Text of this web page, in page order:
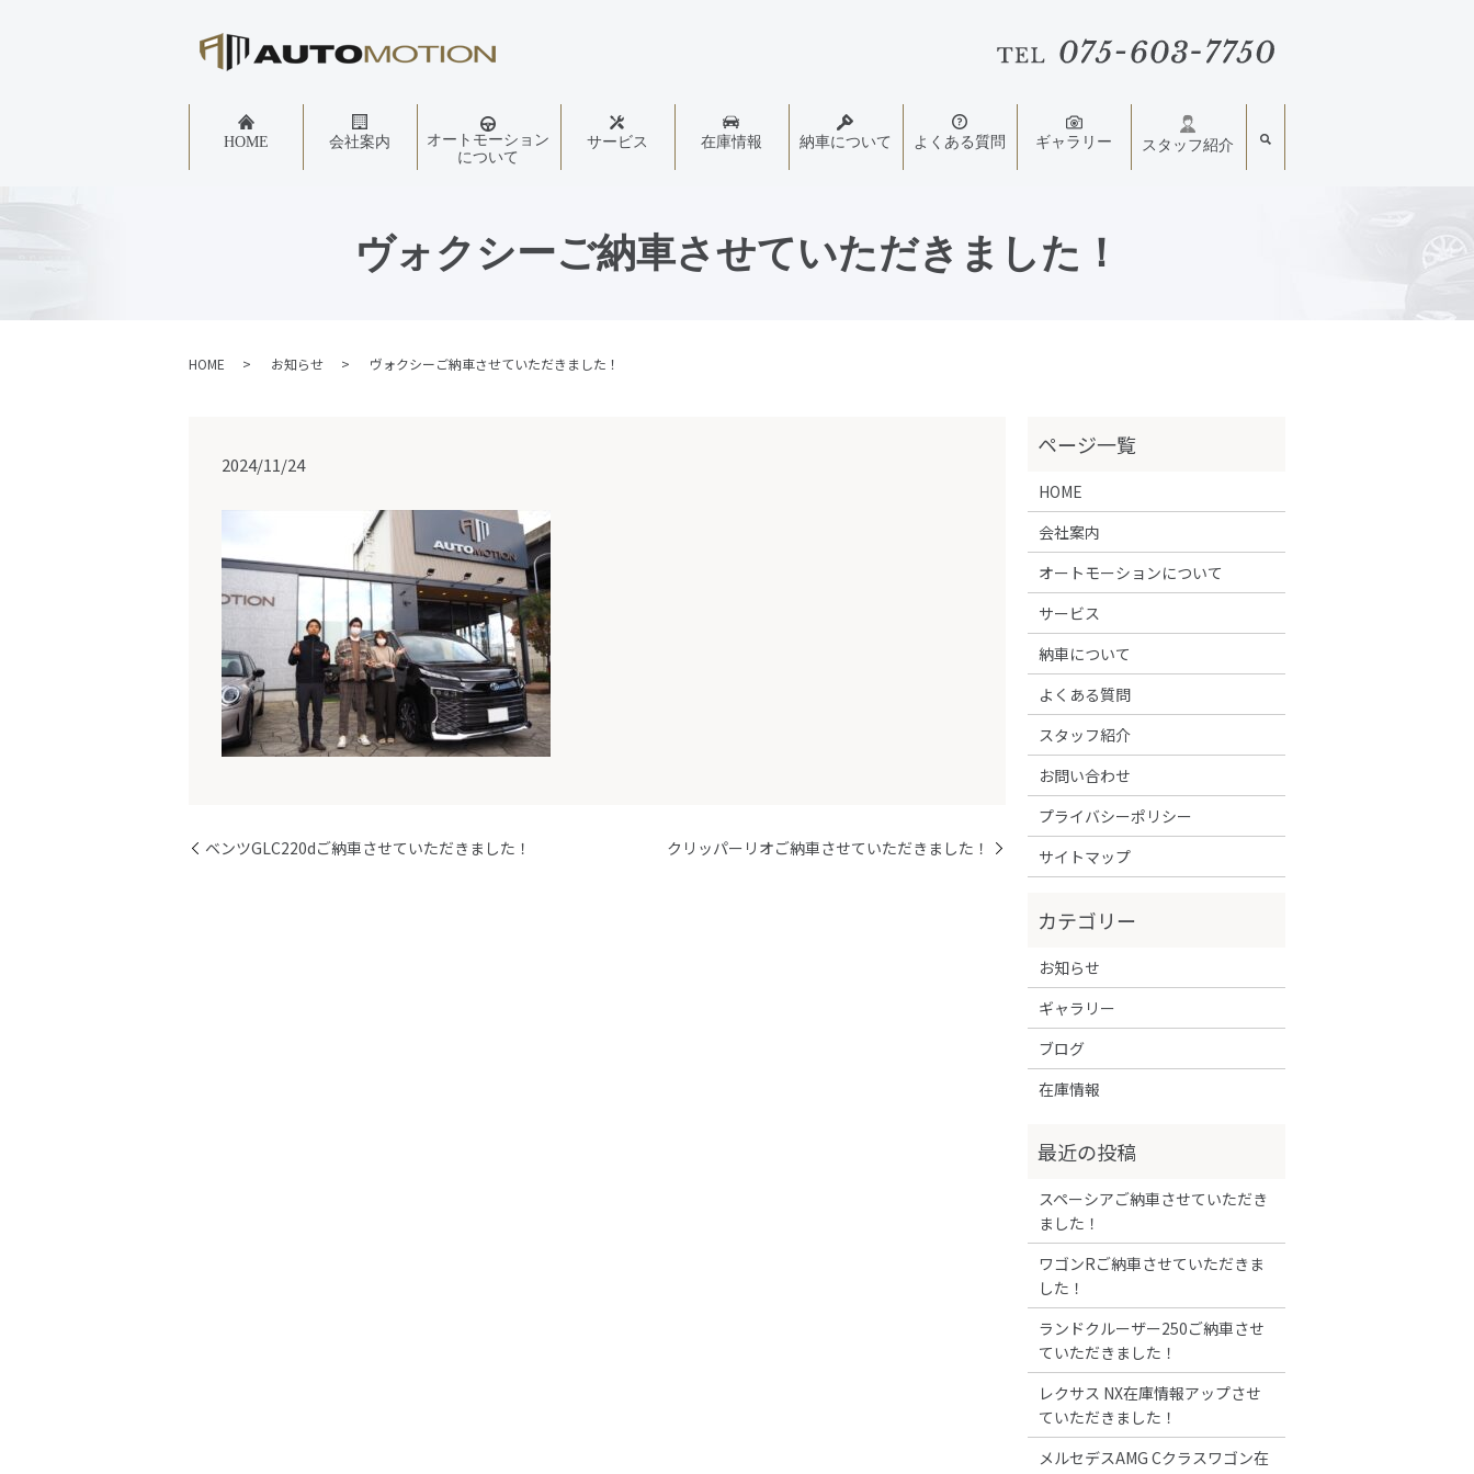
HOME 会社案内
オートモーション
について
サービス 在庫情報 納車について よくある質問 ギャラリー スタッフ紹介
ヴォクシーご納車させていただきました！
HOME お知らせ ヴォクシーご納車させていただきました！
2024/11/24
ベンツGLC220dご納車させていただきました！ クリッパーリオご納車させていただきました！
HOME
会社案内
オートモーションについて
サービス
納車について
よくある質問
スタッフ紹介
お問い合わせ
プライバシーポリシー
サイトマップ
お知らせ
ギャラリー
ブログ
在庫情報
スペーシアご納車させていただき
ました！
ワゴンRご納車させていただきま
した！
ランドクルーザー250ご納車させ
ていただきました！
レクサス NX在庫情報アップさせ
ていただきました！
メルセデスAMG Cクラスワゴン在